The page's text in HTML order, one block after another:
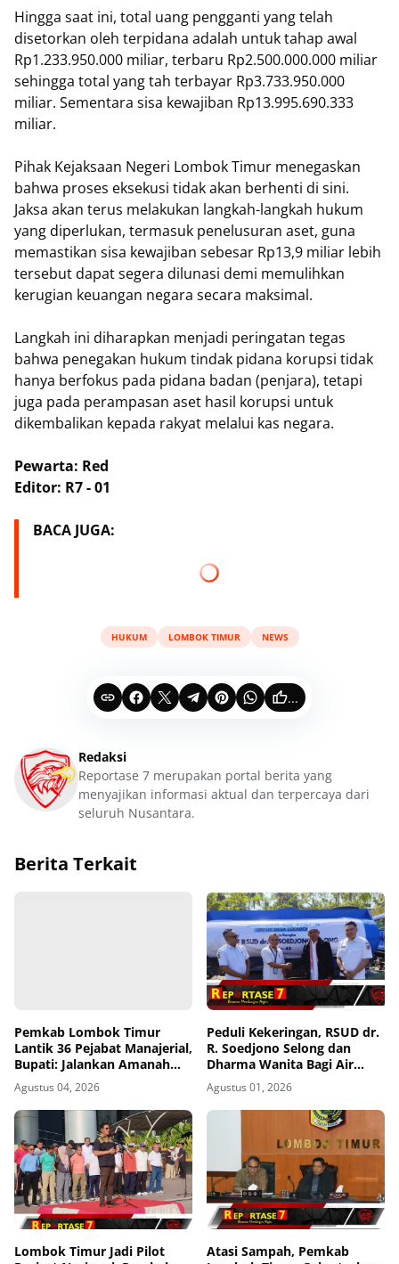
Hingga saat ini, total uang pengganti yang telah
disetorkan oleh terpidana adalah untuk tahap awal
Rp1.233.950.000 miliar, terbaru Rp2.500.000.000 miliar
sehingga total yang tah terbayar Rp3.733.950.000
miliar. Sementara sisa kewajiban Rp13.995.690.333
miliar.
Pihak Kejaksaan Negeri Lombok Timur menegaskan
bahwa proses eksekusi tidak akan berhenti di sini.
Jaksa akan terus melakukan langkah-langkah hukum
yang diperlukan, termasuk penelusuran aset, guna
memastikan sisa kewajiban sebesar Rp13,9 miliar lebih
tersebut dapat segera dilunasi demi memulihkan
kerugian keuangan negara secara maksimal.
Langkah ini diharapkan menjadi peringatan tegas
bahwa penegakan hukum tindak pidana korupsi tidak
hanya berfokus pada pidana badan (penjara), tetapi
juga pada perampasan aset hasil korupsi untuk
dikembalikan kepada rakyat melalui kas negara.
Pewarta: Red
Editor: R7 - 01
BACA JUGA:
HUKUM LOMBOK TIMUR NEWS
...
Redaksi
Reportase 7 merupakan portal berita yang
menyajikan informasi aktual dan terpercaya dari
seluruh Nusantara.
Berita Terkait
Pemkab Lombok Timur
Lantik 36 Pejabat Manajerial,
Bupati: Jalankan Amanah
dengan Penuh Tanggung
Jawab
Agustus 04, 2026
Peduli Kekeringan, RSUD dr.
R. Soedjono Selong dan
Dharma Wanita Bagi Air
Bersih di Sekaroh
Agustus 01, 2026
Lombok Timur Jadi Pilot
Atasi Sampah, Pemkab